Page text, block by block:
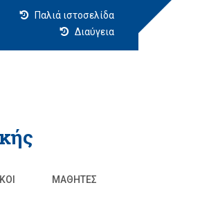
Παλιά ιστοσελίδα
Διαύγεια
ΜΑΘΗΤΈΣ